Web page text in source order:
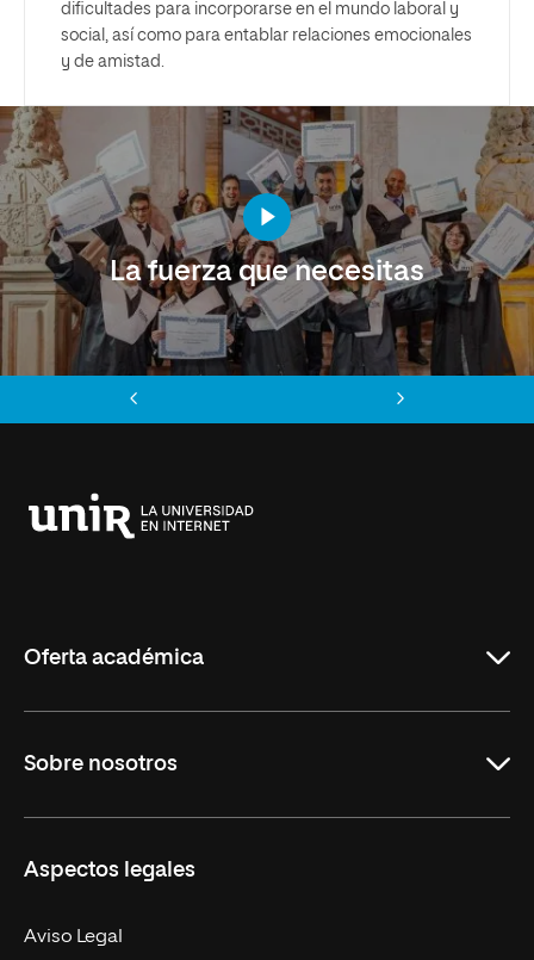
dificultades para incorporarse en el mundo laboral y
social, así como para entablar relaciones emocionales
y de amistad.
La fuerza que necesitas
Oferta académica
Derecho
Empresa
MBA
Sobre nosotros
Nuestro Equipo
Contacto
Aspectos legales
Aviso Legal